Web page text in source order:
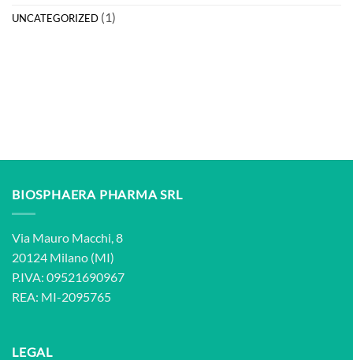
UNCATEGORIZED (1)
BIOSPHAERA PHARMA SRL
Via Mauro Macchi, 8
20124 Milano (MI)
P.IVA: 09521690967
REA: MI-2095765
LEGAL